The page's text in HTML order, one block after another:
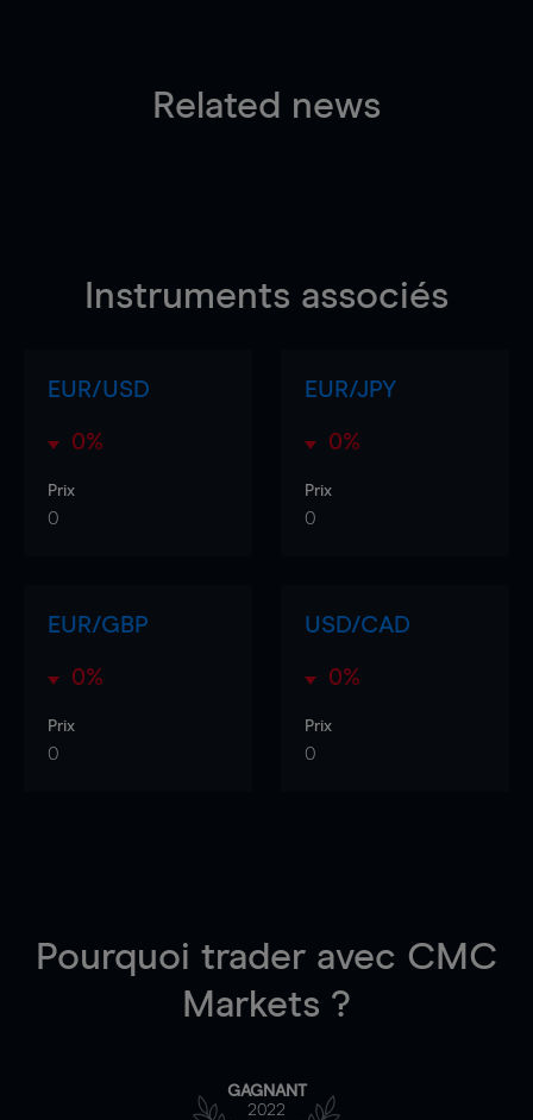
Related news
Instruments associés
EUR/USD
0%
Prix
0
EUR/JPY
0%
Prix
0
EUR/GBP
0%
Prix
0
USD/CAD
0%
Prix
0
Pourquoi trader avec CMC
Markets ?
GAGNANT
2022